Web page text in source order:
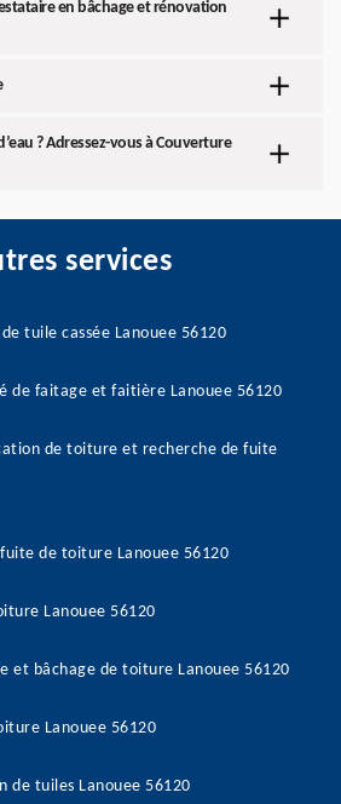
en bâchage et rénovation
? Adressez-vous à Couverture
services
tuile cassée Lanouee 56120
de faitage et faitière Lanouee 56120
de toiture et recherche de fuite
de toiture Lanouee 56120
Lanouee 56120
et bâchage de toiture Lanouee 56120
Lanouee 56120
de tuiles Lanouee 56120